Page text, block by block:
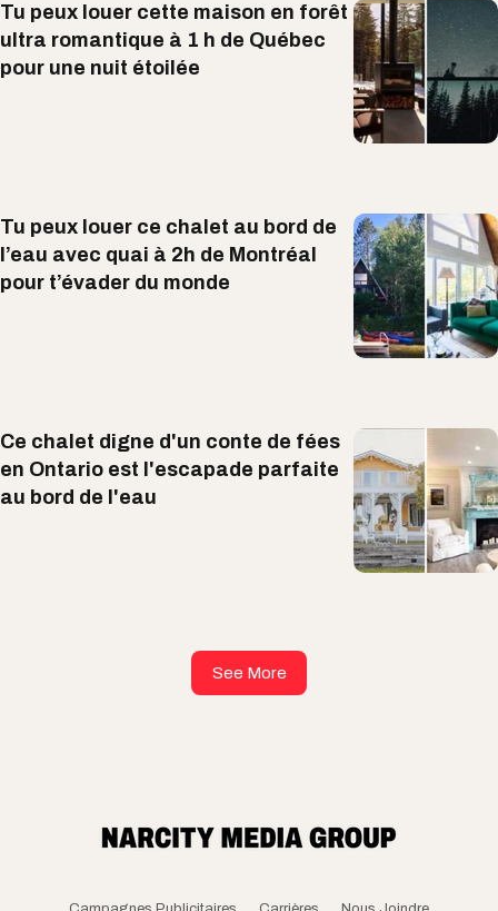
Tu peux louer cette maison en forêt
ultra romantique à 1 h de Québec
pour une nuit étoilée
Tu peux louer ce chalet au bord de
l’eau avec quai à 2h de Montréal
pour t’évader du monde
Ce chalet digne d'un conte de fées
en Ontario est l'escapade parfaite
au bord de l'eau
See More